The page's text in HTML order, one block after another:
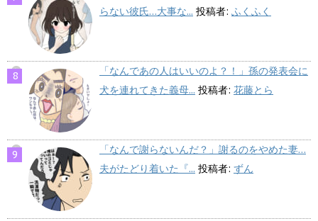
らない彼氏…大事な... 投稿者: ふくふく
「なんであの人はいいのよ？！」孫の発表会に
犬を連れてきた義母... 投稿者: 花藤とら
「なんで謝らないんだ？」謝るのをやめた妻…
夫がたどり着いた『... 投稿者: ずん